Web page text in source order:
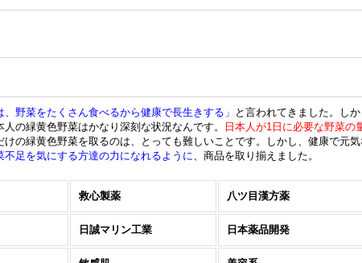
、野菜をたくさん食べるから健康で長生きする」 と言われてきました。し
人の緑黄色野菜はかなり深刻な状況なんです。
日本人が1日に必要な野菜の
けの緑黄色野菜を取るのは、とっても難しいことです。しかし、健康で元
不足を気にする方達の力になれるように、商品を取り揃えました。
救心製薬 八ツ目漢方薬
日誠マリン工業 日本薬品開発